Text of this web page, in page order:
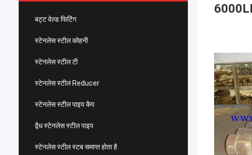
बट्ट वेल्ड फिटिंग
स्टेनलेस स्टील कोहनी
स्टेनलेस स्टील टी
स्टेनलेस स्टील Reducer
स्टेनलेस स्टील पाइप कैप
द्वैध स्टेनलेस स्टील पाइप
स्टेनलेस स्टील स्टब समाप्त होता है